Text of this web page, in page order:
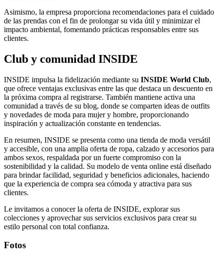
Asimismo, la empresa proporciona recomendaciones para el cuidado
de las prendas con el fin de prolongar su vida útil y minimizar el
impacto ambiental, fomentando prácticas responsables entre sus
clientes.
Club y comunidad INSIDE
INSIDE impulsa la fidelización mediante su INSIDE World Club,
que ofrece ventajas exclusivas entre las que destaca un descuento en
la próxima compra al registrarse. También mantiene activa una
comunidad a través de su blog, donde se comparten ideas de outfits
y novedades de moda para mujer y hombre, proporcionando
inspiración y actualización constante en tendencias.
En resumen, INSIDE se presenta como una tienda de moda versátil
y accesible, con una amplia oferta de ropa, calzado y accesorios para
ambos sexos, respaldada por un fuerte compromiso con la
sostenibilidad y la calidad. Su modelo de venta online está diseñado
para brindar facilidad, seguridad y beneficios adicionales, haciendo
que la experiencia de compra sea cómoda y atractiva para sus
clientes.
Le invitamos a conocer la oferta de INSIDE, explorar sus
colecciones y aprovechar sus servicios exclusivos para crear su
estilo personal con total confianza.
Fotos